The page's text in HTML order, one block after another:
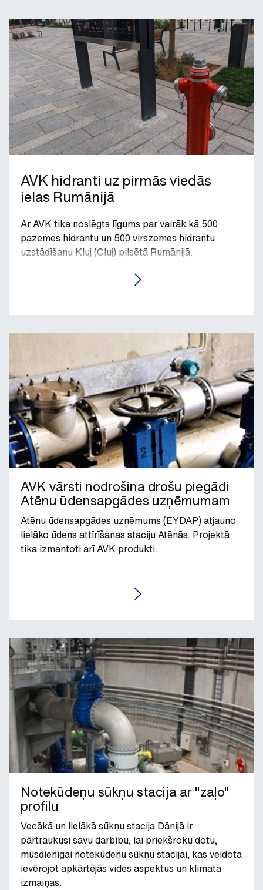
AVK hidranti uz pirmās viedās
ielas Rumānijā
Ar AVK tika noslēgts līgums par vairāk kā 500
pazemes hidrantu un 500 virszemes hidrantu
uzstādīšanu Kluj (Cluj) pilsētā Rumānijā.
LASĪT RAKSTU
AVK vārsti nodrošina drošu piegādi
Atēnu ūdensapgādes uzņēmumam
Atēnu ūdensapgādes uzņēmums (EYDAP) atjauno
lielāko ūdens attīrīšanas staciju Atēnās. Projektā
tika izmantoti arī AVK produkti.
LASĪT RAKSTU
Notekūdeņu sūkņu stacija ar "zaļo"
profilu
Vecākā un lielākā sūkņu stacija Dānijā ir
pārtraukusi savu darbību, lai priekšroku dotu,
mūsdienīgai notekūdeņu sūkņu stacijai, kas veidota
ievērojot apkārtējās vides aspektus un klimata
izmaiņas.